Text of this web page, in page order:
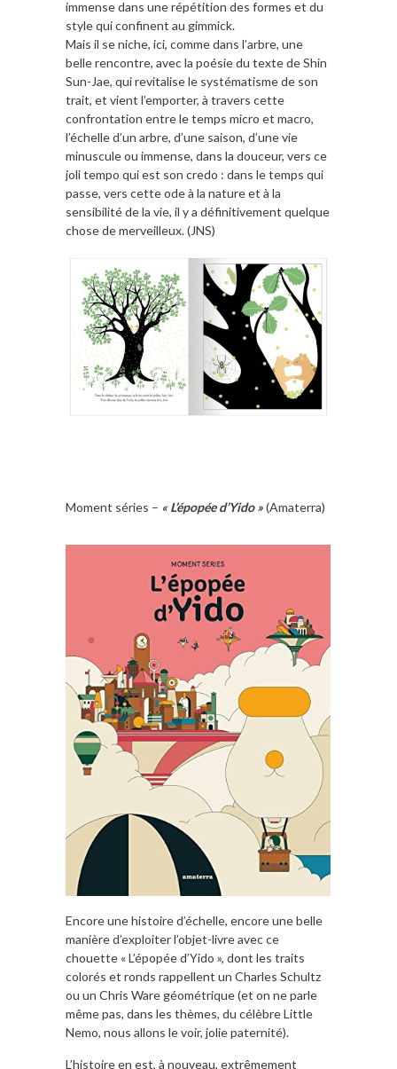
immense dans une répétition des formes et du
style qui confinent au gimmick.
Mais il se niche, ici, comme dans l’arbre, une
belle rencontre, avec la poésie du texte de Shin
Sun-Jae, qui revitalise le systématisme de son
trait, et vient l’emporter, à travers cette
confrontation entre le temps micro et macro,
l’échelle d’un arbre, d’une saison, d’une vie
minuscule ou immense, dans la douceur, vers ce
joli tempo qui est son credo : dans le temps qui
passe, vers cette ode à la nature et à la
sensibilité de la vie, il y a définitivement quelque
chose de merveilleux. (JNS)
Moment séries – « L’épopée d’Yido »(Amaterra)
Encore une histoire d’échelle, encore une belle
manière d’exploiter l’objet-livre avec ce
chouette « L’épopée d’Yido », dont les traits
colorés et ronds rappellent un Charles Schultz
ou un Chris Ware géométrique (et on ne parle
même pas, dans les thèmes, du célèbre Little
Nemo, nous allons le voir, jolie paternité).
L’histoire en est, à nouveau, extrêmement